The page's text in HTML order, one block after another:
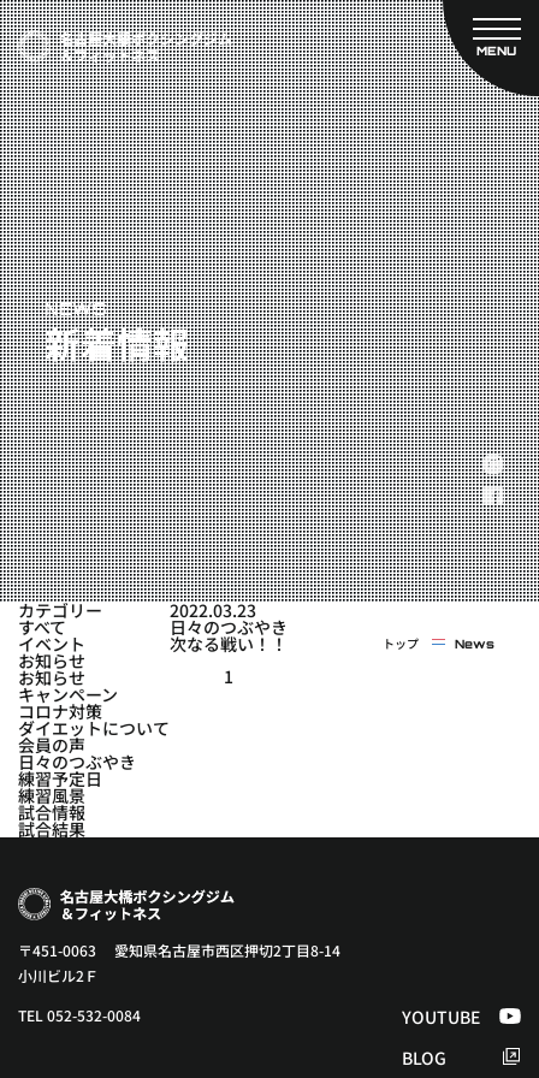
MENU
CLOSE
TOP
新着情報
ご予約
プライベートコース予約
レンタルスタジオ予約
名古屋大橋ボクシングジムについて
大橋弘政プロフィール
スタッフ紹介
料金案内
設備紹介
アクセス
営業時間
トレーナー募集
スポンサー募集
大会チケット購入
キャンペーン
実戦コース
料金システム
選手紹介
よくある質問
フィットネスコース
料金システム
ビフォーアフター
YOUTUBE BLOG
NEWS
新着情報
トップ News
カテゴリー
すべて
イベント
お知らせ
お知らせ
キャンペーン
コロナ対策
ダイエットについて
会員の声
日々のつぶやき
練習予定日
練習風景
試合情報
試合結果
2022.03.23
日々のつぶやき
次なる戦い！！
1
〒451-0063 愛知県名古屋市西区押切2丁目8-14
小川ビル2Ｆ
TEL 052-532-0084
YOUTUBE
BLOG